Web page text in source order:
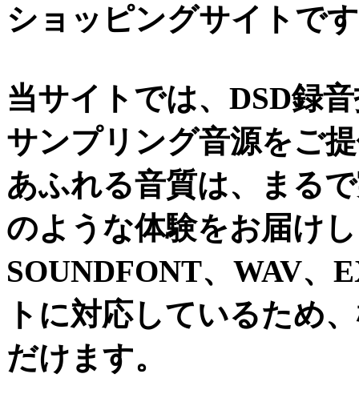
ショッピングサイトで
当サイトでは、DSD録
サンプリング音源をご
あふれる音質は、まる
のような体験をお届け
SOUNDFONT、WAV、
トに対応しているため
だけます。